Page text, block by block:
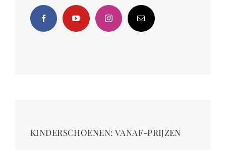
KINDERSCHOENEN: VANAF-PRIJZEN